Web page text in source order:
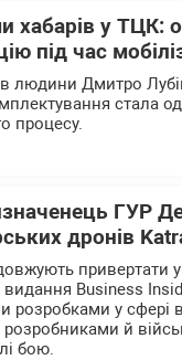
хабарів у ТЦК:
під час
людини Дмитро
стала
процесу.
ГУР
дронів
привертати
Business
розробками у сфері
розробниками й
бою.